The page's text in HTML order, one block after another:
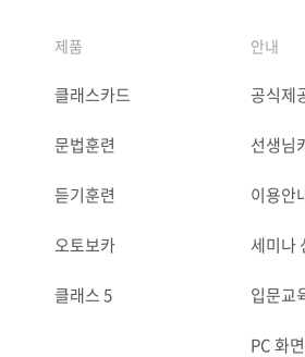
제품
클래스카드
문법훈련
듣기훈련
오토보카
클래스 5
안내
공식제
선생님
이용안
세미나
입문교
PC 화